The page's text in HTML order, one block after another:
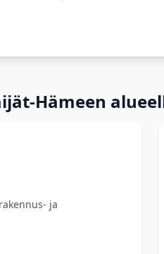
Hämeen
ja